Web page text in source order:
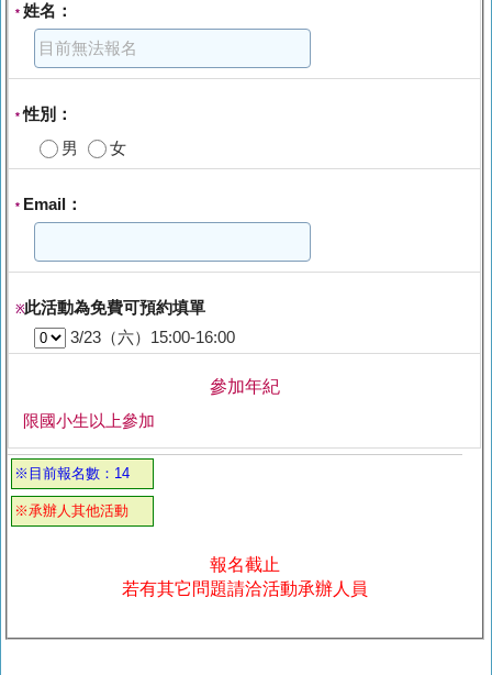
* 姓名：
*性別：
男
女
* Email：
※此活動為免費可預約填單
3/23（六）15:00-16:00
參加年紀
限國小生以上參加
※目前報名數：14
※承辦人其他活動
報名截止
若有其它問題請洽活動承辦人員